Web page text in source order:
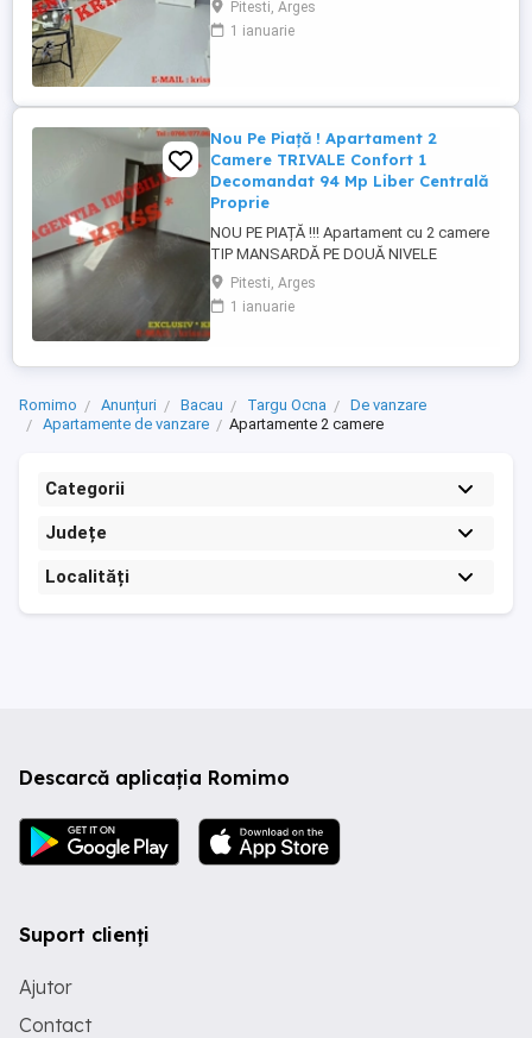
Lift - Îți prezentăm un apartament modern
și extrem de bine poziționat, situat în zona
orașului, ...
Pitesti, Arges
1 ianuarie
Nou Pe Piață ! Apartament 2
Camere TRIVALE Confort 1
Decomandat 94 Mp Liber Centrală
Proprie
NOU PE PIAȚĂ !!! Apartament cu 2 camere
TIP MANSARDĂ PE DOUĂ NIVELE
spațioasă 94 Mp., în Trivale Complex 2,
Pitești - Te invităm să descoperi un
apartament deosebit, recent intrat pe
Pitesti, Arges
1 ianuarie
Romimo Anunțuri Bacau Targu Ocna
De vanzare
Apartamente de vanzare
Apartamente 2 camere
Categorii
Județe
Localități
Descarcă aplicația Romimo
Suport clienți
Ajutor
Contact